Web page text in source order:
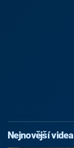
Nejnovější videa